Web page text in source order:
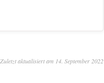
Zuletzt aktualisiert am 14. September 2022